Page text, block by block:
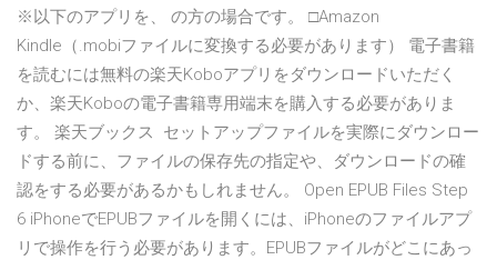
※以下のアプリを、 の方の場合です。 □Amazon
Kindle（.mobiファイルに変換する必要があります） 電子書籍
を読むには無料の楽天Koboアプリをダウンロードいただく
か、楽天Koboの電子書籍専用端末を購入する必要がありま
す。 楽天ブックス セットアップファイルを実際にダウンロー
ドする前に、ファイルの保存先の指定や、ダウンロードの確
認をする必要があるかもしれません。 Open EPUB Files Step
6 iPhoneでEPUBファイルを開くには、iPhoneのファイルアプ
リで操作を行う必要があります。EPUBファイルがどこにあっ